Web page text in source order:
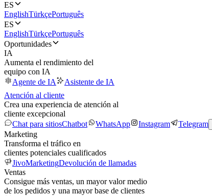
ES
EnglishTürkçePortuguês
ES
EnglishTürkçePortuguês
Oportunidades
IA
Aumenta el rendimiento del
equipo con IA
Agente de IA
Asistente de IA
Atención al cliente
Crea una experiencia de atención al
cliente excepcional
Chat para sitiosChatbot WhatsApp Instagram Telegram
Marketing
Transforma el tráfico en
clientes potenciales cualificados
JivoMarketingDevolución de llamadas
Ventas
Consigue más ventas, un mayor valor medio
de los pedidos y una mayor base de clientes